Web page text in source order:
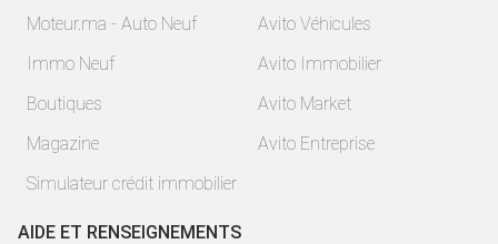
Moteur.ma - Auto Neuf
Immo Neuf
Boutiques
Magazine
Simulateur crédit immobilier
Avito Véhicules
Avito Immobilier
Avito Market
Avito Entreprise
AIDE ET RENSEIGNEMENTS